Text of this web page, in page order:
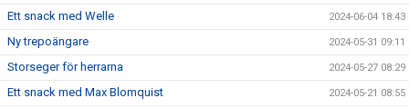
Ett snack med Welle 2024-06-04 18:43
Ny trepoängare 2024-05-31 09:11
Storseger för herrarna 2024-05-27 08:29
Ett snack med Max Blomquist 2024-05-21 08:55